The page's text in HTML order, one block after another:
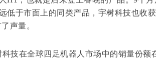
低于市面上的同类产品，宇树科技也收获
声量。
在全球四足机器人市场中的销量份额